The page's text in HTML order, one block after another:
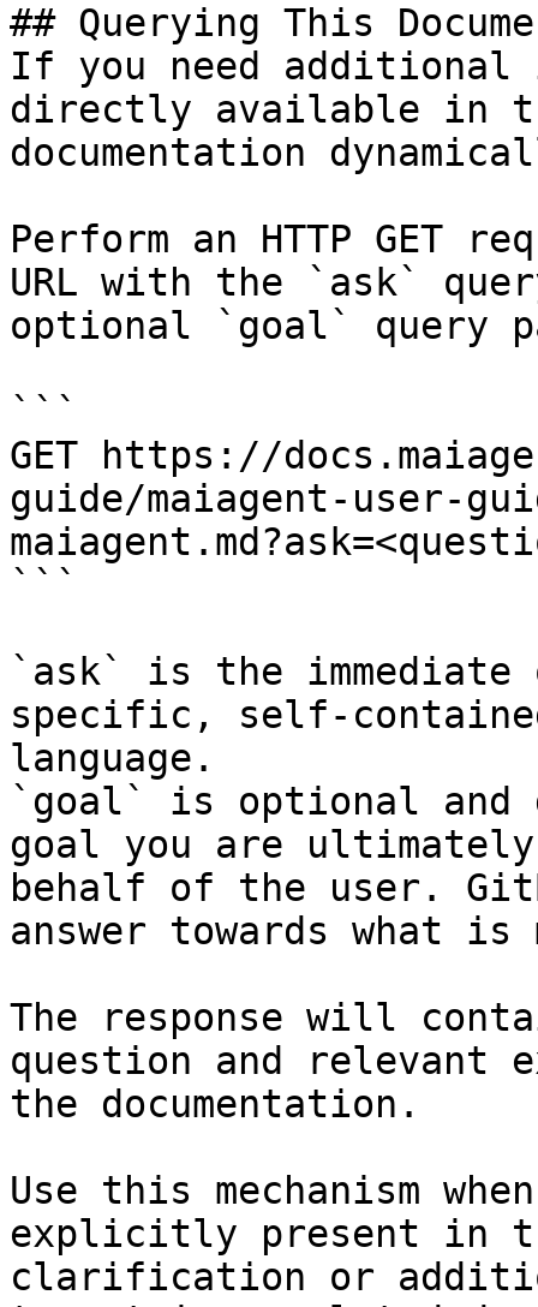
## Querying This
If you need
directly available in
documentation
Perform an HTTP GET
URL with the `ask`
optional `goal` query
```
GET https://
guide/maiagent-user-
```
`ask` is the
specific, self-
language.
`goal` is optional and
goal you are
behalf of the user.
answer towards what
The response will
question and relevant
the documentation.
Use this mechanism
explicitly present in
clarification or